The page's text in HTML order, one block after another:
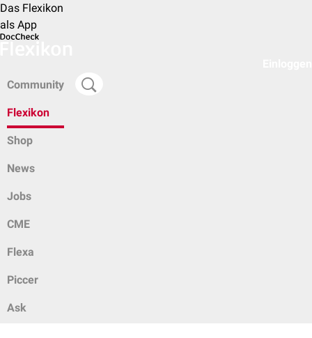
Das Flexikon
als App
Community
Flexikon
Shop
News
Jobs
CME
Flexa
Piccer
Ask